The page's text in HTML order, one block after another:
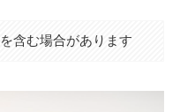
含む場合があります